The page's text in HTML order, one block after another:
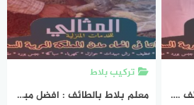
فني تركيب مكيفات بالطائف . فنى مكيفات سبليت الطائف بخصم 50% المثالى
تركيب بلاط
معلم بلاط بالطائف : افضل مبلط فى الطائف عام 2026 المثالى لتركيب البلاط